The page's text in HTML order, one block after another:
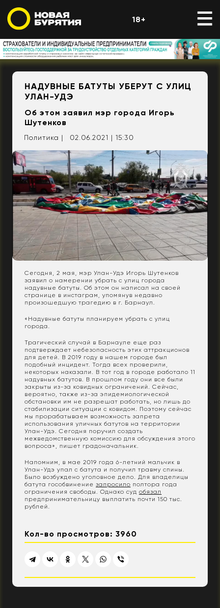
18+
НАДУВНЫЕ БАТУТЫ УБЕРУТ С УЛИЦ
УЛАН-УДЭ
Об этом заявил мэр города Игорь
Шутенков
Политика | 02.06.2021 | 15:30
Сегодня, 2 мая, мэр Улан-Удэ Игорь Шутенков
заявил о намерении убрать с улиц города
надувные батуты. Об этом он написал на своей
странице в инстаграм, упомянув недавно
произошедшую трагедию в г. Барнаул.
«Надувные батуты планируем убрать с улиц
города.
Трагический случай в Барнауле еще раз
подтверждает небезопасность этих аттракционов
для детей. В 2019 году в нашем городе был
подобный инцидент. Тогда всех проверили,
некоторых наказали. В тот год в городе работало 11
надувных батутов. В прошлом году они все были
закрыты из-за ковидных ограничений. Сейчас,
вероятно, также из-за эпидемиологической
обстановки им не разрешат работать, но лишь до
стабилизации ситуации с ковидом. Поэтому сейчас
мы прорабатываем возможность запрета
использования уличных батутов на территории
Улан-Удэ. Сегодня поручил создать
межведомственную комиссию для обсуждения этого
вопроса», пишет градоначальник.
Напомним, в мае 2019 года 6-летний мальчик в
Улан-Удэ упал с батута и получил травму спины.
Было возбуждено уголовное дело. Для владелицы
батута гособвинение запросило полтора года
ограничения свободы. Однако суд обязал
предпринимательницу выплатить почти 150 тыс.
рублей.
Кол-во просмотров: 3960